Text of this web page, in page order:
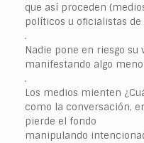
que así proceden
políticos u oficialistas de
.
Nadie pone en riesgo su
manifestando algo
.
Los medios mienten
como la conversación,
pierde el fondo
manipulando